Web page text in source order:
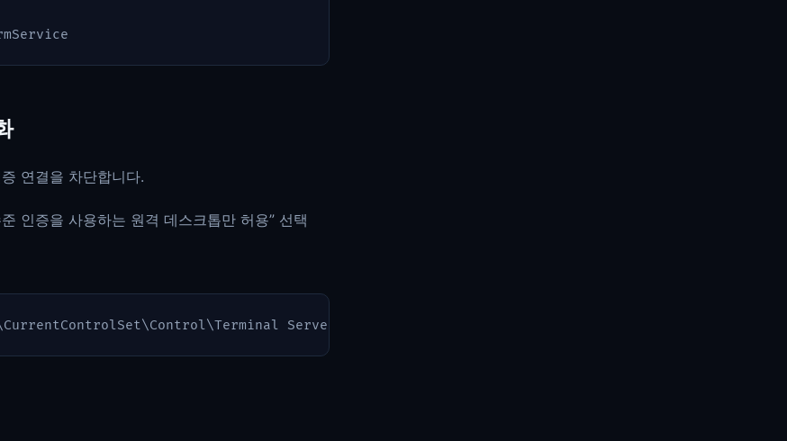
연결을 차단합니다.
인증을 사용하는 원격 데스크톱만 허용” 선택
Server\WinStations\RDP-Tcp'